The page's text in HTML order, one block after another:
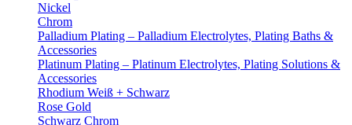
Nickel
Chrom
Palladium Plating – Palladium Electrolytes, Plating Baths &
Accessories
Platinum Plating – Platinum Electrolytes, Plating Solutions &
Accessories
Rhodium Weiß + Schwarz
Rose Gold
Schwarz Chrom